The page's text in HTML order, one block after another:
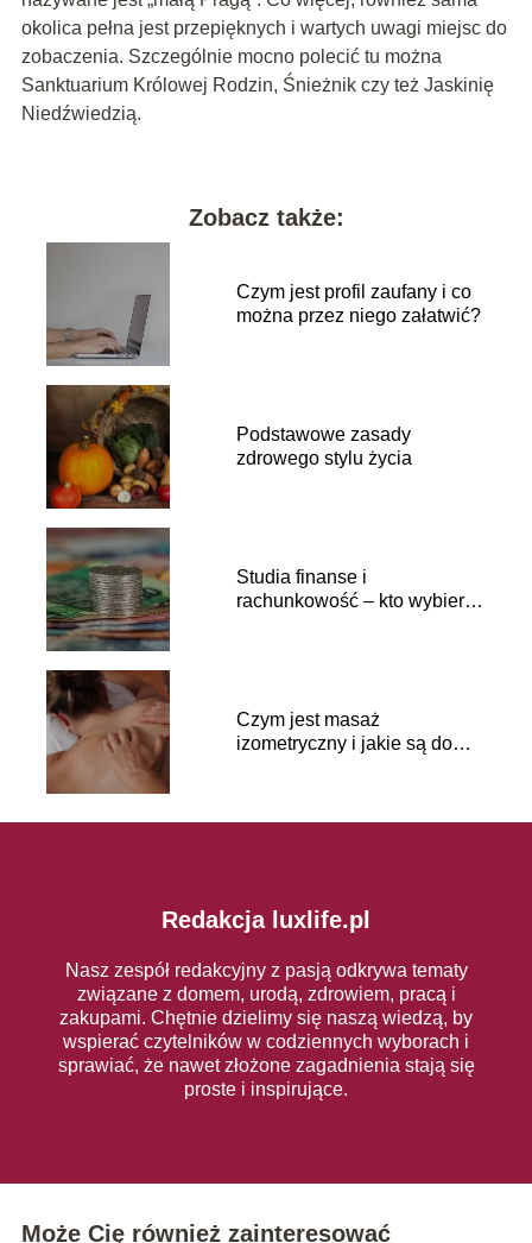
okolica pełna jest przepięknych i wartych uwagi miejsc do
zobaczenia. Szczególnie mocno polecić tu można
Sanktuarium Królowej Rodzin, Śnieżnik czy też Jaskinię
Niedźwiedzią.
Zobacz także:
Czym jest profil zaufany i co
można przez niego załatwić?
Podstawowe zasady
zdrowego stylu życia
Studia finanse i
rachunkowość – kto wybiera
Czym jest masaż
izometryczny i jakie są do
Redakcja luxlife.pl
Nasz zespół redakcyjny z pasją odkrywa tematy
związane z domem, urodą, zdrowiem, pracą i
zakupami. Chętnie dzielimy się naszą wiedzą, by
wspierać czytelników w codziennych wyborach i
sprawiać, że nawet złożone zagadnienia stają się
proste i inspirujące.
Może Cię również zainteresować